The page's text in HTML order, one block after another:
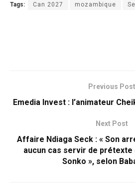
Tags: Can 2027 mozambique
Previous Post
Emedia Invest : l’animateur
Next Post
Affaire Ndiaga Seck : « Son
aucun cas servir de
Sonko », selon